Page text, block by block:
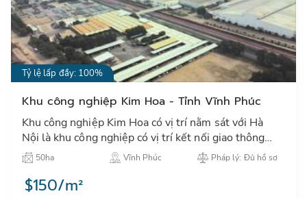
Tỷ lệ lấp đầy: 100%
Khu công nghiệp Kim Hoa - Tỉnh Vĩnh Phúc
Khu công nghiệp Kim Hoa có vị trí nằm sát với Hà
Nội là khu công nghiệp có vị trí kết nối giao thông
thuận lợi và là nơi đặt nhà máy của HONDA và
TOYOTA Việt Na…
50ha Vĩnh Phúc Pháp lý: Đủ hồ sơ
$150/m²